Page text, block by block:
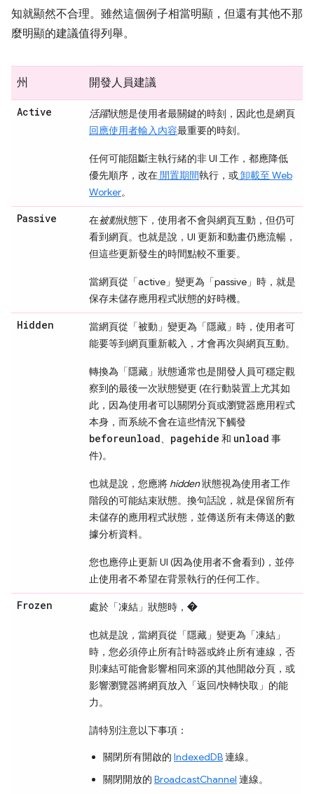
知就顯然不合理。雖然這個例子相當明顯，但還有其他不那
麼明顯的建議值得列舉。
州 開發人員建議
Active 活躍狀態是使用者最關鍵的時刻，因此也是網頁
回應使用者輸入內容最重要的時刻。
任何可能阻斷主執行緒的非 UI 工作，都應降低
優先順序，改在閒置期間執行，或卸載至 Web
Worker。
Passive 在被動狀態下，使用者不會與網頁互動，但仍可
看到網頁。也就是說，UI 更新和動畫仍應流暢，
但這些更新發生的時間點較不重要。
當網頁從「active」 變更為「passive」 時，就是
保存未儲存應用程式狀態的好時機。
Hidden 當網頁從「被動」 變更為「隱藏」 時，使用者可
能要等到網頁重新載入，才會再次與網頁互動。
轉換為「隱藏」 狀態通常也是開發人員可穩定觀
察到的最後一次狀態變更 (在行動裝置上尤其如
此，因為使用者可以關閉分頁或瀏覽器應用程式
本身，而系統不會在這些情況下觸發
beforeunload、 pagehide 和 unload 事
件)。
也就是說，您應將 hidden狀態視為使用者工作
階段的可能結束狀態。換句話說，就是保留所有
未儲存的應用程式狀態，並傳送所有未傳送的數
據分析資料。
您也應停止更新 UI (因為使用者不會看到)，並停
止使用者不希望在背景執行的任何工作。
Frozen 處於「凍結」 狀態時， �
也就是說，當網頁從「隱藏」 變更為「凍結」
時，您必須停止所有計時器或終止所有連線，否
則凍結可能會影響相同來源的其他開啟分頁，或
影響瀏覽器將網頁放入 「返回/快轉快取」的能
力。
請特別注意以下事項：
關閉所有開啟的 IndexedDB連線。
關閉開放的 BroadcastChannel 連線。